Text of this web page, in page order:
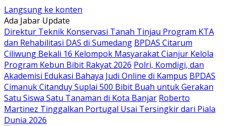
Langsung ke konten
Ada Jabar Update
Direktur Teknik Konservasi Tanah Tinjau Program KTA
dan Rehabilitasi DAS di Sumedang BPDAS Citarum
Ciliwung Bekali 16 Kelompok Masyarakat Cianjur Kelola
Program Kebun Bibit Rakyat 2026 Polri, Komdigi, dan
Akademisi Edukasi Bahaya Judi Online di Kampus BPDAS
Cimanuk Citanduy Suplai 500 Bibit Buah untuk Gerakan
Satu Siswa Satu Tanaman di Kota Banjar Roberto
Martinez Tinggalkan Portugal Usai Tersingkir dari Piala
Dunia 2026